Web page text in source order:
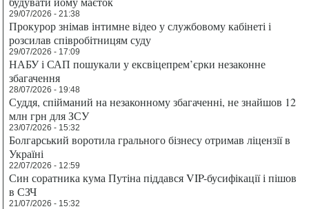
29/07/2026 - 21:38
Прокурор знімав інтимне відео у службовому кабінеті і
розсилав співробітницям суду
29/07/2026 - 17:09
НАБУ і САП пошукали у ексвіцепрем’єрки незаконне
збагачення
28/07/2026 - 19:48
Суддя, спійманий на незаконному збагаченні, не знайшов 12
млн грн для ЗСУ
23/07/2026 - 15:32
Болгарський воротила грального бізнесу отримав ліцензії в
Україні
22/07/2026 - 12:59
Син соратника кума Путіна піддався VIP-бусифікації і пішов
в СЗЧ
21/07/2026 - 15:32